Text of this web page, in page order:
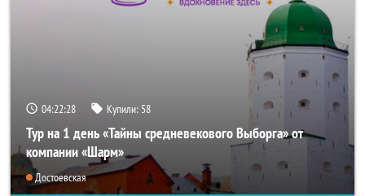
04:22:28 Купили: 58
Тур на 1 день «Тайны средневекового Выборга» от
компании «Шарм»
Достоевская